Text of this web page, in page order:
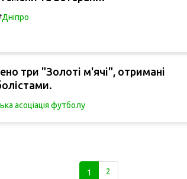
Дніпро
три "Золоті м'ячі", отримані
асоціація футболу
1 2